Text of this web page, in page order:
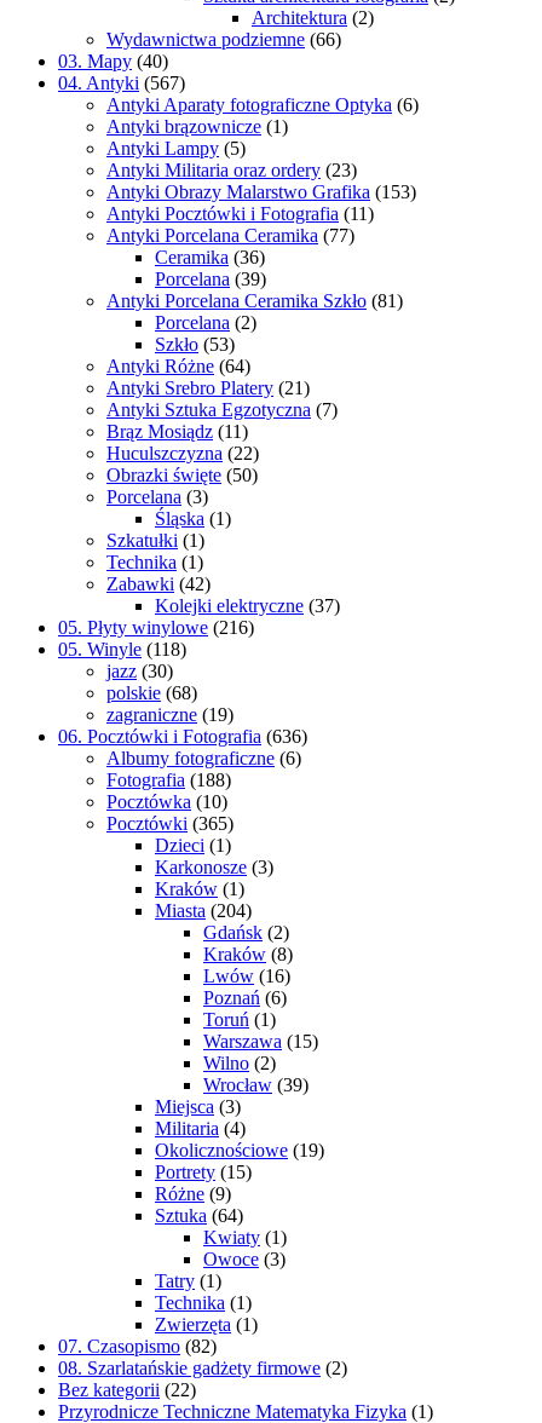
Architektura (2)
Wydawnictwa podziemne (66)
03. Mapy (40)
04. Antyki (567)
Antyki Aparaty fotograficzne Optyka (6)
Antyki brązownicze (1)
Antyki Lampy (5)
Antyki Militaria oraz ordery (23)
Antyki Obrazy Malarstwo Grafika (153)
Antyki Pocztówki i Fotografia (11)
Antyki Porcelana Ceramika (77)
Ceramika (36)
Porcelana (39)
Antyki Porcelana Ceramika Szkło (81)
Porcelana (2)
Szkło (53)
Antyki Różne (64)
Antyki Srebro Platery (21)
Antyki Sztuka Egzotyczna (7)
Brąz Mosiądz (11)
Huculszczyzna (22)
Obrazki święte (50)
Porcelana (3)
Śląska (1)
Szkatułki (1)
Technika (1)
Zabawki (42)
Kolejki elektryczne (37)
05. Płyty winylowe (216)
05. Winyle (118)
jazz (30)
polskie (68)
zagraniczne (19)
06. Pocztówki i Fotografia (636)
Albumy fotograficzne (6)
Fotografia (188)
Pocztówka (10)
Pocztówki (365)
Dzieci (1)
Karkonosze (3)
Kraków (1)
Miasta (204)
Gdańsk (2)
Kraków (8)
Lwów (16)
Poznań (6)
Toruń (1)
Warszawa (15)
Wilno (2)
Wrocław (39)
Miejsca (3)
Militaria (4)
Okolicznościowe (19)
Portrety (15)
Różne (9)
Sztuka (64)
Kwiaty (1)
Owoce (3)
Tatry (1)
Technika (1)
Zwierzęta (1)
07. Czasopismo (82)
08. Szarlatańskie gadżety firmowe (2)
Bez kategorii (22)
Przyrodnicze Techniczne Matematyka Fizyka (1)